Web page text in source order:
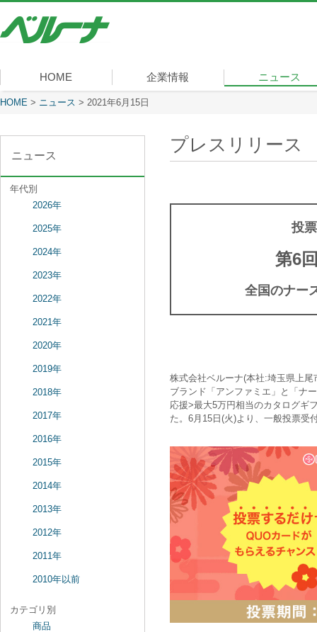
式
ベ
ル
ー
HOME 企業情報
社長メッセージ
会社概要
経営理念
沿革
組織図
事業内容
役員一覧
所在地
ニュース
現在表示しているページ
HOME > ニュース > 2021年6月15日
プレスリリース
投
第6
全国のナー
株式会社ベルーナ(本社:埼玉県上
ブランド「アンファミエ」と「ナ
応援>最大5万円相当のカタログギ
た。6月15日(火)より、一般投票受
ニュース
年代別
2026年
2025年
2024年
2023年
2022年
2021年
2020年
2019年
2018年
2017年
2016年
2015年
2014年
2013年
2012年
2011年
2010年以前
カテゴリ別
商品